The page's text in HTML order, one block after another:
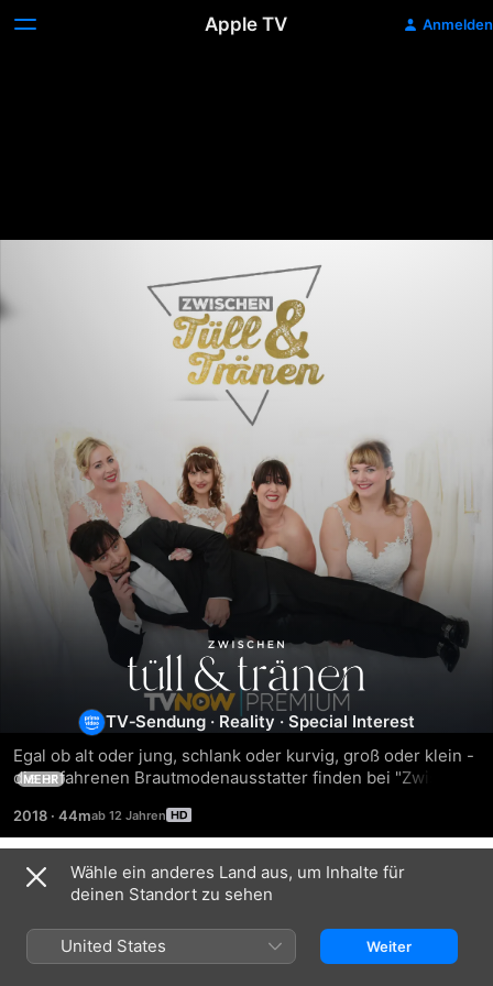
Apple TV Anmelden
Zwischen
Tüll
und
Tränen
TV‑Sendung · Reality · Special Interest
Egal ob alt oder jung, schlank oder kurvig, groß oder klein -
die erfahrenen Brautmodenausstatter finden bei "Zwischen
MEHR
2018 · 44m
Episodes
Wähle ein anderes Land aus, um Inhalte für
deinen Standort zu sehen
United States Weiter